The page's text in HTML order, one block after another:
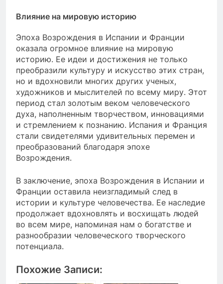
Влияние на мировую историю
Эпоха Возрождения в Испании и Франции
оказала огромное влияние на мировую
историю. Ее идеи и достижения не только
преобразили культуру и искусство этих стран,
но и вдохновили многих других ученых,
художников и мыслителей по всему миру. Этот
период стал золотым веком человеческого
духа, наполненным творчеством, инновациями
и стремлением к познанию. Испания и Франция
стали свидетелями удивительных перемен и
преобразований благодаря эпохе
Возрождения.
В заключение, эпоха Возрождения в Испании и
Франции оставила неизгладимый след в
истории и культуре человечества. Ее наследие
продолжает вдохновлять и восхищать людей
во всем мире, напоминая нам о богатстве и
разнообразии человеческого творческого
потенциала.
Похожие Записи: